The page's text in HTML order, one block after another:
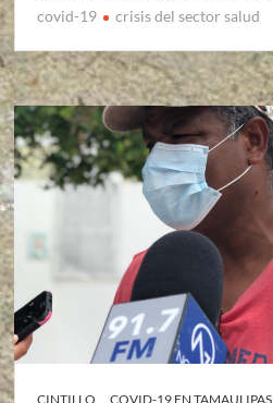
covid-19 crisis del sector salud
CINTILLO COVID-19 EN TAMAULIPAS